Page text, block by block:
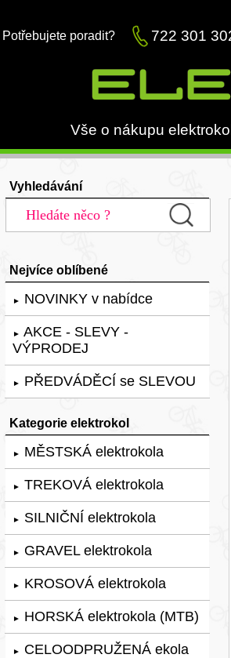
Potřebujete poradit? 722 301
Vše o nákupu
Vyhledávání
Nejvíce oblíbené
► NOVINKY v nabídce
► AKCE - SLEVY -
VÝPRODEJ
► PŘEDVÁDĚCÍ se SLEVOU
Kategorie elektrokol
► MĚSTSKÁ elektrokola
► TREKOVÁ elektrokola
► SILNIČNÍ elektrokola
► GRAVEL elektrokola
► KROSOVÁ elektrokola
► HORSKÁ elektrokola (MTB)
► CELOODPRUŽENÁ ekola